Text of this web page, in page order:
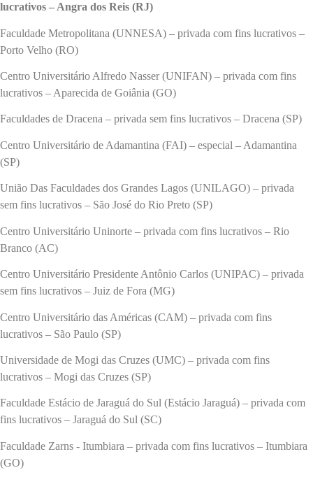
lucrativos – Angra dos Reis (RJ)
Faculdade Metropolitana (UNNESA) – privada com fins lucrativos –
Porto Velho (RO)
Centro Universitário Alfredo Nasser (UNIFAN) – privada com fins
lucrativos – Aparecida de Goiânia (GO)
Faculdades de Dracena – privada sem fins lucrativos – Dracena (SP)
Centro Universitário de Adamantina (FAI) – especial – Adamantina
(SP)
União Das Faculdades dos Grandes Lagos (UNILAGO) – privada
sem fins lucrativos – São José do Rio Preto (SP)
Centro Universitário Uninorte – privada com fins lucrativos – Rio
Branco (AC)
Centro Universitário Presidente Antônio Carlos (UNIPAC) – privada
sem fins lucrativos – Juiz de Fora (MG)
Centro Universitário das Américas (CAM) – privada com fins
lucrativos – São Paulo (SP)
Universidade de Mogi das Cruzes (UMC) – privada com fins
lucrativos – Mogi das Cruzes (SP)
Faculdade Estácio de Jaraguá do Sul (Estácio Jaraguá) – privada com
fins lucrativos – Jaraguá do Sul (SC)
Faculdade Zarns - Itumbiara – privada com fins lucrativos – Itumbiara
(GO)